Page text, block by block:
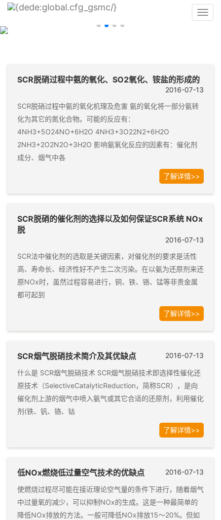
SCR脱硝过程中氨的氧化、SO2氧化、铵盐的形成的
2016-07-13
SCR脱硝过程中氨的氧化机理及危害 氨的氧化将一部分氨转
化为其它的氮化合物。可能的反应有：
4NH3+5O24NO+6H2O 4NH3+3O22N2+6H2O
2NH3+2O2N2O+3H2O 影响氨氧化反应的因素有：催化剂
成分、烟气中各
了解详情>>
SCR脱硝的催化剂的选择以及如何保证SCR系统 NOx
脱
2016-07-13
SCR法中催化剂的选取是关键因素，对催化剂的要求是活性
高、寿命长、经济性好不产生二次污染。在以氨为还原剂来还
原NOx时，虽然过程容易进行，铜、铁、铬、锰等非贵金属
都可起到
了解详情>>
SCR烟气脱硝技术简介及其优缺点 2016-07-13
什么是 SCR烟气脱硝技术 SCR烟气脱硝技术即选择性催化还
原技术（SelectiveCatalyticReduction，简称SCR），是向
催化剂上游的烟气中喷入氨气或其它合适的还原剂，利用催化
剂(铁、钒、铬、钴
了解详情>>
低NOx燃烧低过量空气技术的优缺点 2016-07-13
使燃烧过程尽可能在接近理论空气量的条件下进行，随着烟气
中过量氧的减少，可以抑制NOx的生成。这是一种最简单的
降低NOx排放的方法。一般可降低NOx排放15～20%。但如